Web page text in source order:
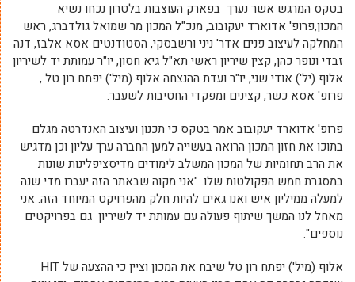
בטקס המרגש אשר נערך בפארק העוצבות בלטרון נכחו נשיא
המכון,פרופ' אדוארד יעקובוב, מנכ"ל המכון מר שמואל גולדברג, ראש
המחלקה לעיצוב פנים אדר' ניני ורשבסקי, הסטודנטים אסא אלבז, דנה
זבדי ונופר כהן, קצין שיריון ראשי תא"ל גיא חסון, יו"ר עמותת יד לשיריון
אלוף (יל') אודי שני, יו"ר ועדת ההנצחה אלוף (מיל') יפתח רון טל ,
פרופ' אסא כשר, קצינים ומפקדי החטיבות לשעבר.
פרופ' אדוארד יעקובוב אמר בטקס כי תכנון ועיצוב האנדרטה מגלם
בתוכו את חזון המכון הרואה בעשייה למען החברה ערך עליון וכן מדגיש
את הרב תחומיות של המכון המשלב לימודים מדיסציפלינות שונות
במסגרת חמש הפקולטות שלו. "אני מקוה שבאתר הזה יעברו מדי שנה
למעלה ממיליון איש ואנו גאים להיות חלק מהפרויקט המיוחד הזה. אני
מאחל לנו המשך שיתוף פעולה עם עמותת יד לשיריון גם בפרויקטים
נוספים".